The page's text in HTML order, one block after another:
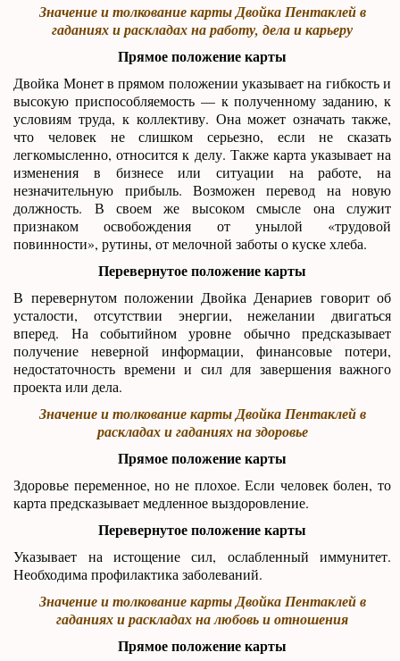
Значение и толкование карты Двойка Пентаклей в
гаданиях и раскладах на работу, дела и карьеру
Прямое положение карты
Двойка Монет в прямом положении указывает на гибкость и
высокую приспособляемость — к полученному заданию, к
условиям труда, к коллективу. Она может означать также,
что человек не слишком серьезно, если не сказать
легкомысленно, относится к делу. Также карта указывает на
изменения в бизнесе или ситуации на работе, на
незначительную прибыль. Возможен перевод на новую
должность. В своем же высоком смысле она служит
признаком освобождения от унылой «трудовой
повинности», рутины, от мелочной заботы о куске хлеба.
Перевернутое положение карты
В перевернутом положении Двойка Денариев говорит об
усталости, отсутствии энергии, нежелании двигаться
вперед. На событийном уровне обычно предсказывает
получение неверной информации, финансовые потери,
недостаточность времени и сил для завершения важного
проекта или дела.
Значение и толкование карты Двойка Пентаклей в
раскладах и гаданиях на здоровье
Прямое положение карты
Здоровье переменное, но не плохое. Если человек болен, то
карта предсказывает медленное выздоровление.
Перевернутое положение карты
Указывает на истощение сил, ослабленный иммунитет.
Необходима профилактика заболеваний.
Значение и толкование карты Двойка Пентаклей в
гаданиях и раскладах на любовь и отношения
Прямое положение карты